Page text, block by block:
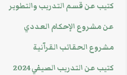
كتيب عن قسم التدريب والتطوير
عن مشروع الإحكام العددي
مشروع الحقائب القرآنية
كتيب عن التدريب الصيفي 2024